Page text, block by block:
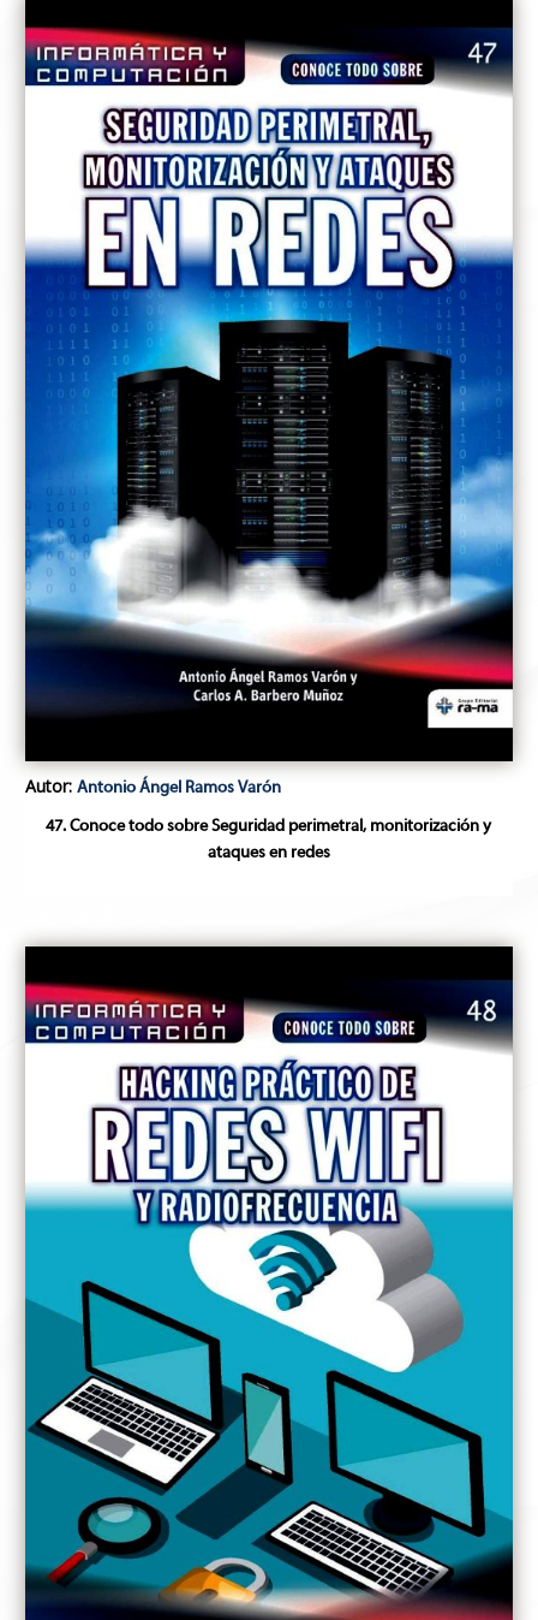
Autor:Antonio Ángel Ramos Varón
47. Conoce todo sobre Seguridad perimetral, monitorización y
ataques en redes